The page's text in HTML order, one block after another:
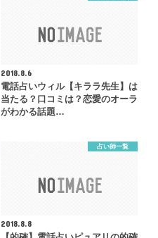
2018.8.6
電話占いウィル【キララ先生】は
当たる？口コミは？恋愛のオーラ
がわかる話題…
占い師一覧
2018.8.8